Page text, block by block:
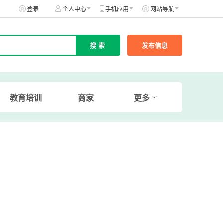
登录 个人中心 手机应用 网站导航
发布信息
教育培训 商家 更多